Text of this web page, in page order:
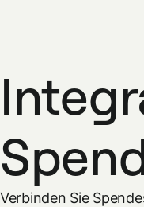
Verbinden Sie